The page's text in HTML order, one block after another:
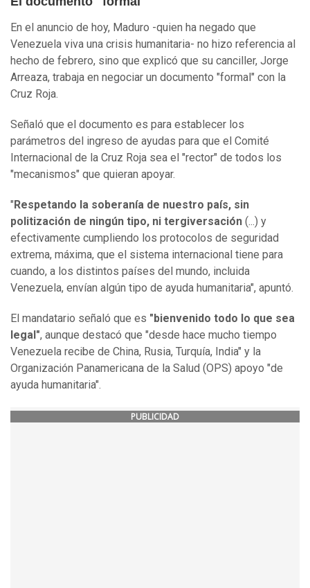
En el anuncio de hoy, Maduro -quien ha negado que
Venezuela viva una crisis humanitaria- no hizo referencia al
hecho de febrero, sino que explicó que su canciller, Jorge
Arreaza, trabaja en negociar un documento "formal" con la
Cruz Roja.
Señaló que el documento es para establecer los
parámetros del ingreso de ayudas para que el Comité
Internacional de la Cruz Roja sea el "rector" de todos los
"mecanismos" que quieran apoyar.
" Respetando la soberanía de nuestro país, sin
politización de ningún tipo, ni tergiversación (...) y
efectivamente cumpliendo los protocolos de seguridad
extrema, máxima, que el sistema internacional tiene para
cuando, a los distintos países del mundo, incluida
Venezuela, envían algún tipo de ayuda humanitaria", apuntó.
El mandatario señaló que es "bienvenido todo lo que sea
legal", aunque destacó que "desde hace mucho tiempo
Venezuela recibe de China, Rusia, Turquía, India" y la
Organización Panamericana de la Salud (OPS) apoyo "de
ayuda humanitaria".
PUBLICIDAD